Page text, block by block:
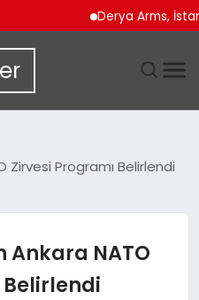
Derya Arms, İstanbul
Zirvesi Programı Belirlendi
Ankara NATO
Belirlendi